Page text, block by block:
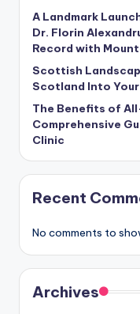
A Landmark
Dr. Florin
Record with
Scottish
Scotland Into Your
The Benefits of
Comprehensive
Clinic
Recent
No comments to
Archives